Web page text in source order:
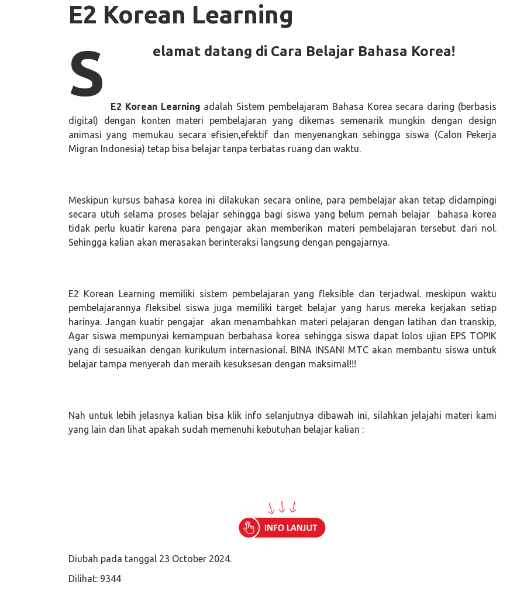
E2 Korean Learning
S elamat datang di Cara Belajar Bahasa Korea!
E2 Korean Learning adalah Sistem pembelajaram Bahasa Korea secara daring (berbasis
digital) dengan konten materi pembelajaran yang dikemas semenarik mungkin dengan design
animasi yang memukau secara efisien,efektif dan menyenangkan sehingga siswa (Calon Pekerja
Migran Indonesia) tetap bisa belajar tanpa terbatas ruang dan waktu.
Meskipun kursus bahasa korea ini dilakukan secara online, para pembelajar akan tetap didampingi
secara utuh selama proses belajar sehingga bagi siswa yang belum pernah belajar bahasa korea
tidak perlu kuatir karena para pengajar akan memberikan materi pembelajaran tersebut dari nol.
Sehingga kalian akan merasakan berinteraksi langsung dengan pengajarnya.
E2 Korean Learning memiliki sistem pembelajaran yang fleksible dan terjadwal. meskipun waktu
pembelajarannya fleksibel siswa juga memiliki target belajar yang harus mereka kerjakan setiap
harinya. Jangan kuatir pengajar akan menambahkan materi pelajaran dengan latihan dan transkip,
Agar siswa mempunyai kemampuan berbahasa korea sehingga siswa dapat lolos ujian EPS TOPIK
yang di sesuaikan dengan kurikulum internasional. BINA INSANI MTC akan membantu siswa untuk
belajar tampa menyerah dan meraih kesuksesan dengan maksimal!!!
Nah untuk lebih jelasnya kalian bisa klik info selanjutnya dibawah ini, silahkan jelajahi materi kami
yang lain dan lihat apakah sudah memenuhi kebutuhan belajar kalian :
Diubah pada tanggal 23 October 2024.
Dilihat: 9344